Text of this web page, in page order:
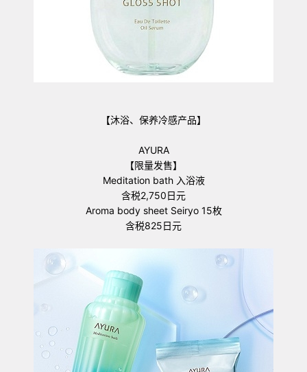
【沐浴、保养冷感产品】
AYURA
【限量发售】
Meditation bath 入浴液
含税2,750日元
Aroma body sheet Seiryo 15枚
含税825日元